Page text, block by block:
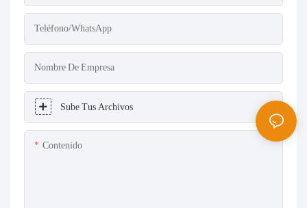
Teléfono/WhatsApp
Nombre De Empresa
Sube Tus Archivos
Contenido